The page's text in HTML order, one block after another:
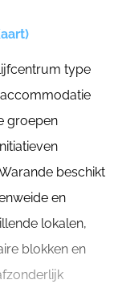
type
groepen
beschikt
en
lokalen,
blokken en